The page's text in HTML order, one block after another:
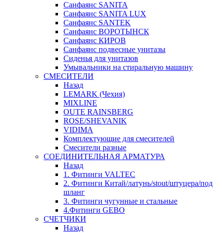
Санфаянс SANITA
Санфаянс SANITA LUX
Санфаянс SANTEK
Санфаянс ВОРОТЫНСК
Санфаянс КИРОВ
Санфаянс подвесные унитазы
Сиденья для унитазов
Умывальники на стиральную машину
СМЕСИТЕЛИ
Назад
LEMARK (Чехия)
MIXLINE
OUTE RAINSBERG
ROSE/SHEVANIK
VIDIMA
Комплектующие для смесителей
Смесители разные
СОЕДИНИТЕЛЬНАЯ АРМАТУРА
Назад
1. Фитинги VALTEC
2. Фитинги Китай/латунь/stout/штуцера/под
шланг
3. Фитинги чугунные и стальные
4.Фитинги GEBO
СЧЕТЧИКИ
Назад